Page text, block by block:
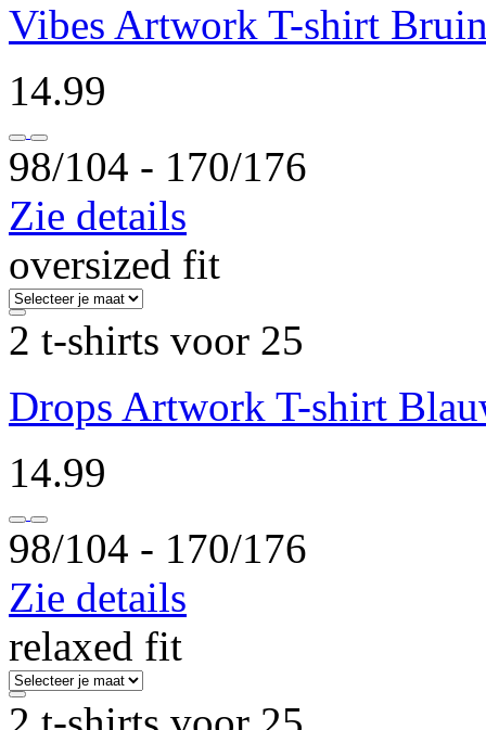
Vibes Artwork T-shirt
14.99
98/104 ‐ 170/176
Zie details
oversized fit
2 t-shirts voor 25
Drops Artwork T-shirt
14.99
98/104 ‐ 170/176
Zie details
relaxed fit